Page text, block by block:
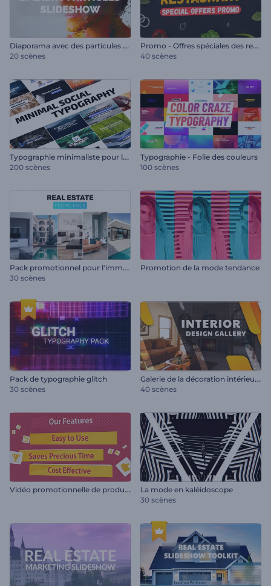
D
iaporama avec des particules éclaboussantes
20 scènes
P
romo - Offres spéciales des restaurants
40 scènes
T
ypographie minimaliste pour les réseaux sociaux
200 scènes
Typographie - Folie des couleurs
100 scènes
P
ack promotionnel pour l'immobilier
30 scènes
Promotion de la mode tendance
Pack de typographie glitch
30 scènes
G
alerie de la décoration intérieure
40 scènes
V
idéo promotionnelle de produit ou de service
La mode en kaléidoscope
30 scènes